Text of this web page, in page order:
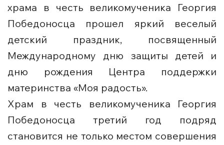
храма в честь великомученика Георгия
Победоносца прошел яркий веселый
детский праздник, посвященный
Международному дню защиты детей и
дню рождения Центра поддержки
материнства «Моя радость».
Храм в честь великомученика Георгия
Победоносца третий год подряд
становится не только местом совершения